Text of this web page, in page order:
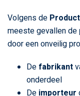
Volgens de
meeste gevallen de
door een onveilig
De fabrikant
onderdeel
De importeur